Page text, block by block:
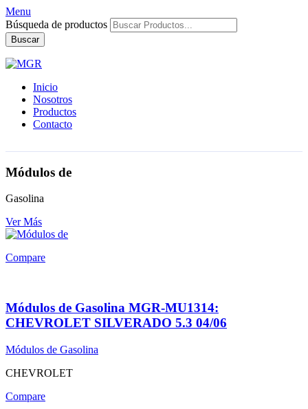
Menu
Búsqueda de productos
Buscar
Inicio
Nosotros
Productos
Contacto
Módulos de
Gasolina
Ver Más
Compare
Módulos de Gasolina MGR-MU1314:
CHEVROLET SILVERADO 5.3 04/06
Módulos de Gasolina
CHEVROLET
Compare